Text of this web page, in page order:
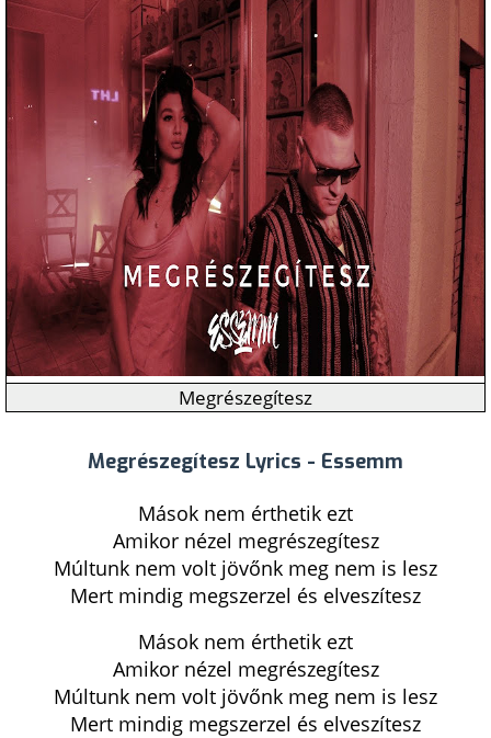
Megrészegítesz
Megrészegítesz Lyrics - Essemm
Mások nem érthetik ezt
Amikor nézel megrészegítesz
Múltunk nem volt jövőnk meg nem is lesz
Mert mindig megszerzel és elveszítesz
Mások nem érthetik ezt
Amikor nézel megrészegítesz
Múltunk nem volt jövőnk meg nem is lesz
Mert mindig megszerzel és elveszítesz